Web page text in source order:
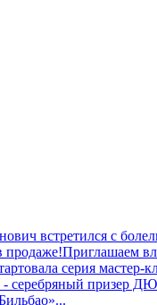
встретился с
продаже!Приглашаем
серия мастер-
серебряный призер
...